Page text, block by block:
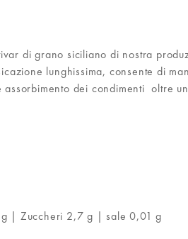
di grano siciliano di nostra
lunghissima, consente di
dei condimenti oltre
| Zuccheri 2,7 g | sale 0,01 g